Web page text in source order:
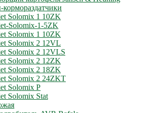
Solomix 1 10ZK
Solomix-1-5ZK
Solomix 1 10ZK
Solomix 2 12VL
Solomix 2 12VLS
Solomix 2 12ZK
Solomix 2 18ZK
Solomix 2 24ZKT
Solomix P
Solomix Stat